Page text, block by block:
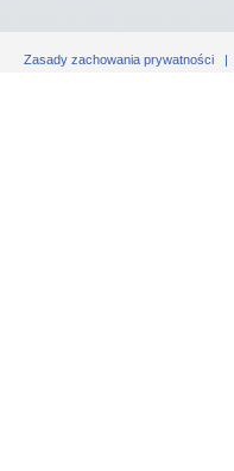
Zasady zachowania prywatności |